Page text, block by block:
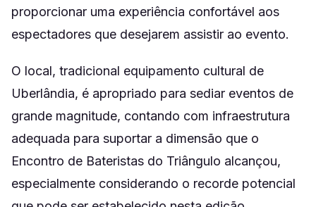
proporcionar uma experiência confortável aos
espectadores que desejarem assistir ao evento.
O local, tradicional equipamento cultural de
Uberlândia, é apropriado para sediar eventos de
grande magnitude, contando com infraestrutura
adequada para suportar a dimensão que o
Encontro de Bateristas do Triângulo alcançou,
especialmente considerando o recorde potencial